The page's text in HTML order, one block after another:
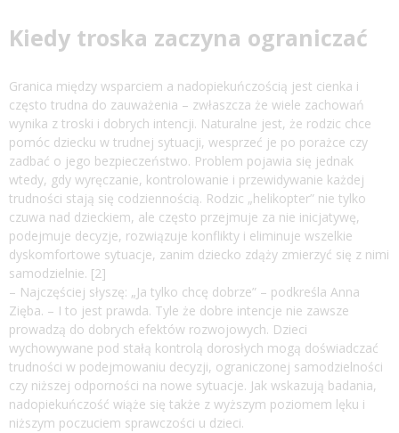
Kiedy troska zaczyna ograniczać
Granica między wsparciem a nadopiekuńczością jest cienka i
często trudna do zauważenia – zwłaszcza że wiele zachowań
wynika z troski i dobrych intencji. Naturalne jest, że rodzic chce
pomóc dziecku w trudnej sytuacji, wesprzeć je po porażce czy
zadbać o jego bezpieczeństwo. Problem pojawia się jednak
wtedy, gdy wyręczanie, kontrolowanie i przewidywanie każdej
trudności stają się codziennością. Rodzic „helikopter” nie tylko
czuwa nad dzieckiem, ale często przejmuje za nie inicjatywę,
podejmuje decyzje, rozwiązuje konflikty i eliminuje wszelkie
dyskomfortowe sytuacje, zanim dziecko zdąży zmierzyć się z nimi
samodzielnie. [2]
– Najczęściej słyszę: „Ja tylko chcę dobrze” – podkreśla Anna
Zięba. – I to jest prawda. Tyle że dobre intencje nie zawsze
prowadzą do dobrych efektów rozwojowych. Dzieci
wychowywane pod stałą kontrolą dorosłych mogą doświadczać
trudności w podejmowaniu decyzji, ograniczonej samodzielności
czy niższej odporności na nowe sytuacje. Jak wskazują badania,
nadopiekuńczość wiąże się także z wyższym poziomem lęku i
niższym poczuciem sprawczości u dzieci.